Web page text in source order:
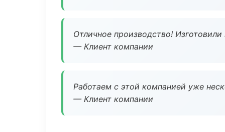
Отличное производство!
— Клиент компании
Работаем с этой компанией уже
— Клиент компании